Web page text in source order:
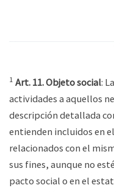
1 Art. 11. Objeto social:
actividades a aquellos
descripción detallada
entienden incluidos en
relacionados con el
sus fines, aunque no
pacto social o en el